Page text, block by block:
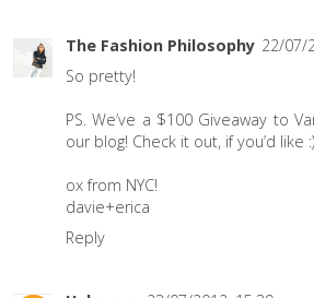
The Fashion Philosophy 22/07/
So pretty!
PS. We’ve a $100 Giveaway to
our blog! Check it out, if you’d like :)
ox from NYC!
davie+erica
Reply